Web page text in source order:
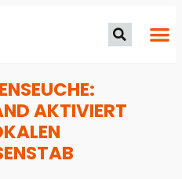
AKTIVIERT